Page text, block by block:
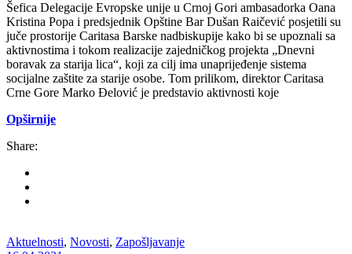
Šefica Delegacije Evropske unije u Crnoj Gori ambasadorka Oana
Kristina Popa i predsjednik Opštine Bar Dušan Raičević posjetili su
juče prostorije Caritasa Barske nadbiskupije kako bi se upoznali sa
aktivnostima i tokom realizacije zajedničkog projekta „Dnevni
boravak za starija lica“, koji za cilj ima unaprijeđenje sistema
socijalne zaštite za starije osobe. Tom prilikom, direktor Caritasa
Crne Gore Marko Đelović je predstavio aktivnosti koje
Opširnije
Share:
Aktuelnosti, Novosti, Zapošljavanje